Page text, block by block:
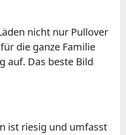
nicht nur Pullover
die ganze Familie
auf. Das beste Bild
ist riesig und umfasst